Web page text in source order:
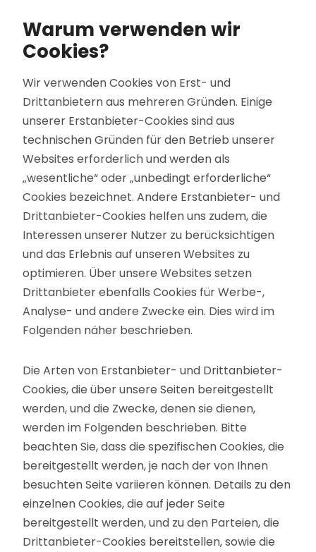
Warum verwenden wir
Cookies?
Wir verwenden Cookies von Erst- und
Drittanbietern aus mehreren Gründen. Einige
unserer Erstanbieter-Cookies sind aus
technischen Gründen für den Betrieb unserer
Websites erforderlich und werden als
„wesentliche“ oder „unbedingt erforderliche“
Cookies bezeichnet. Andere Erstanbieter- und
Drittanbieter-Cookies helfen uns zudem, die
Interessen unserer Nutzer zu berücksichtigen
und das Erlebnis auf unseren Websites zu
optimieren. Über unsere Websites setzen
Drittanbieter ebenfalls Cookies für Werbe-,
Analyse- und andere Zwecke ein. Dies wird im
Folgenden näher beschrieben.
Die Arten von Erstanbieter- und Drittanbieter-
Cookies, die über unsere Seiten bereitgestellt
werden, und die Zwecke, denen sie dienen,
werden im Folgenden beschrieben. Bitte
beachten Sie, dass die spezifischen Cookies, die
bereitgestellt werden, je nach der von Ihnen
besuchten Seite variieren können. Details zu den
einzelnen Cookies, die auf jeder Seite
bereitgestellt werden, und zu den Parteien, die
Drittanbieter-Cookies bereitstellen, sowie die